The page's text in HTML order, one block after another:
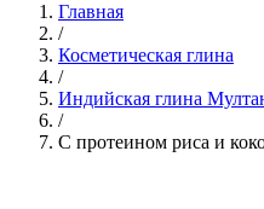
Главная
/
Косметическая глина
/
Индийская глина
/
С протеином риса и